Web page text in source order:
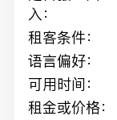
入：
租客条件：
语言偏好：
可用时间：
租金或价格：